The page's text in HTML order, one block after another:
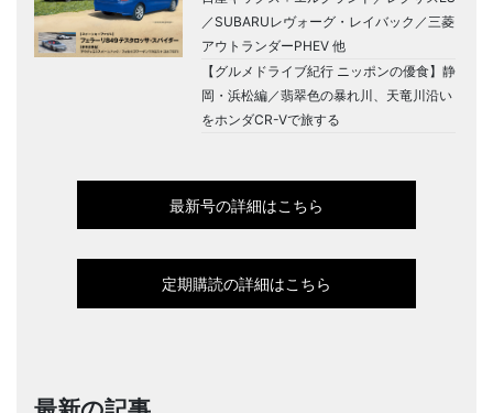
／SUBARUレヴォーグ・レイバック／三菱
アウトランダーPHEV 他
【グルメドライブ紀行 ニッポンの優食】静
岡・浜松編／翡翠色の暴れ川、天竜川沿い
をホンダCR-Vで旅する
最新号の詳細はこちら
定期購読の詳細はこちら